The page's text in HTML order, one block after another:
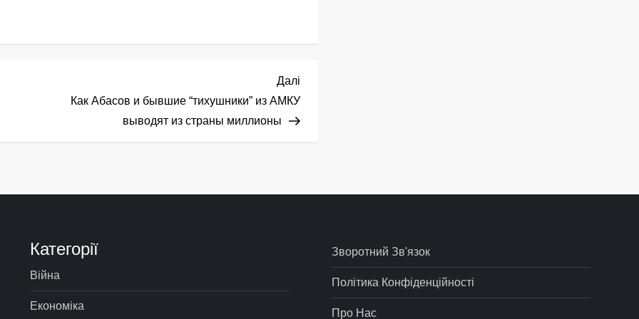
Наступний
запис
Далі
Как Абасов и бывшие “тихушники” из АМКУ
выводят из страны миллионы
Категорії
Війна
Економіка
Зворотний Зв'язок
Політика Конфіденційності
Про Нас